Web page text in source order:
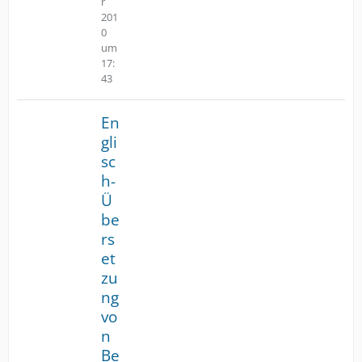
201
0
um
17:
43
En
gli
sc
h-
Ü
be
rs
et
zu
ng
vo
n
Be